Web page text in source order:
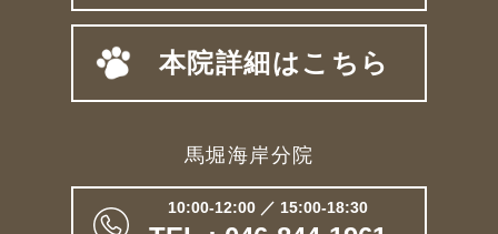
本院詳細はこちら
馬堀海岸分院
10:00-12:00 ／ 15:00-18:30